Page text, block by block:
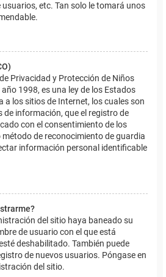
etc. Tan solo le tomará unos
Privacidad y Protección de Niños
1998, es una ley de los Estados
a los sitios de Internet, los cuales son
de información, que el registro de
con el consentimiento de los
de reconocimiento de guardia
información personal identificable
del sitio haya baneado su
de usuario con el que está
deshabilitado. También puede
de nuevos usuarios. Póngase en
del sitio.